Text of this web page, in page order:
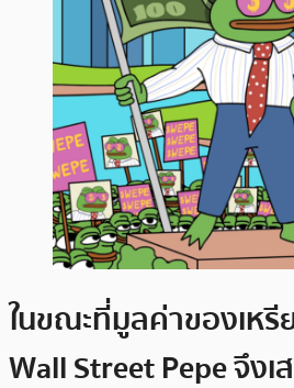
ในขณะที่มูลค่าของเห
Wall Street Pepe จึง